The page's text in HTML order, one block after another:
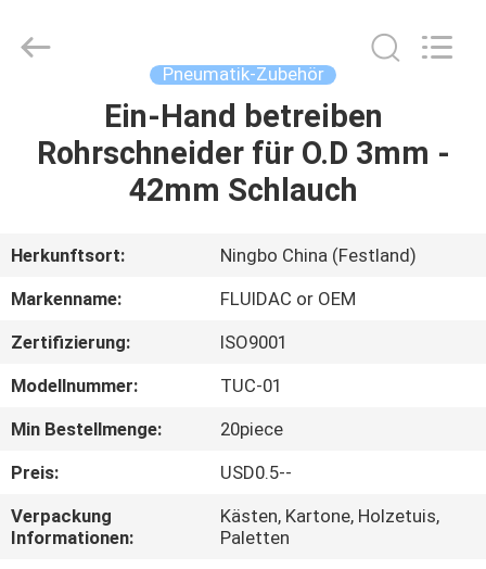
PRODUKTE
VIDEOS
UNS
FABRIK-
AUSFLUG
QUALITÄTSKONTROLLE
CONTROL
CO.,LTD.
Pneumatik-Zubehör
Ein-Hand betreiben
Rohrschneider für O.D 3mm -
42mm Schlauch
Herkunftsort:
Ningbo China (Festland)
Markenname:
FLUIDAC or OEM
Zertifizierung:
ISO9001
Modellnummer:
TUC-01
Min Bestellmenge:
20piece
Preis:
USD0.5--
Verpackung
Informationen:
Kästen, Kartone, Holzetuis,
Paletten